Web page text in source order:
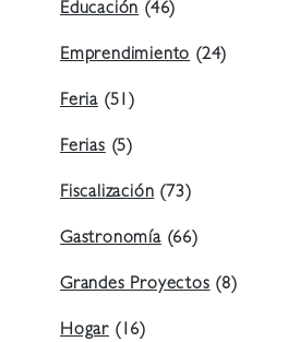
Educación(46)
Emprendimiento(24)
Feria (51)
Ferias(5)
Fiscalización(73)
Gastronomía(66)
Grandes Proyectos(8)
Hogar (16)